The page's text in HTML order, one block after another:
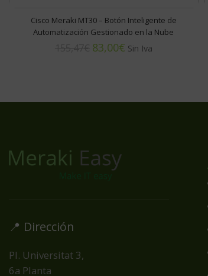
Cisco Meraki MT30 – Botón Inteligente de
Automatización Gestionado en la Nube
83,00€
📍 Dirección
Pl. Universitat 3,
6a Planta